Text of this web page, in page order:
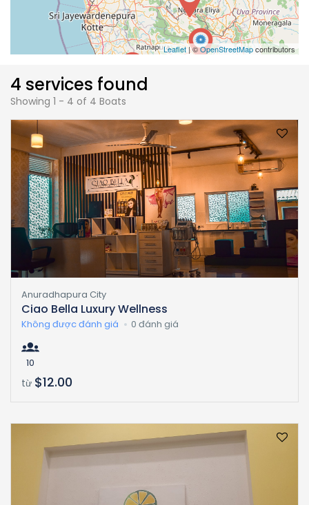
Leaflet| ©OpenStreetMapcontributors
4 services found
Showing 1 - 4 of 4 Boats
Anuradhapura City
Ciao Bella Luxury Wellness
Không được đánh giá 0 đánh giá
10
từ $12.00